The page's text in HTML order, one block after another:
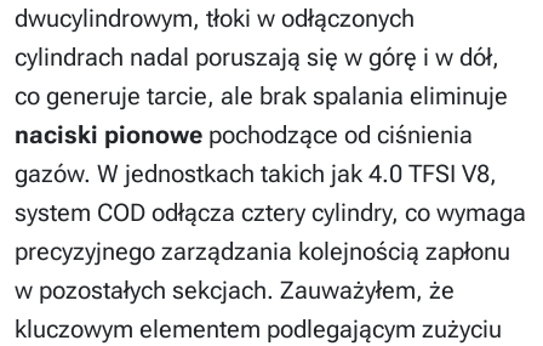
dwucylindrowym, tłoki w odłączonych
cylindrach nadal poruszają się w górę i w dół,
co generuje tarcie, ale brak spalania eliminuje
naciski pionowe pochodzące od ciśnienia
gazów. W jednostkach takich jak 4.0 TFSI V8,
system COD odłącza cztery cylindry, co wymaga
precyzyjnego zarządzania kolejnością zapłonu
w pozostałych sekcjach. Zauważyłem, że
kluczowym elementem podlegającym zużyciu